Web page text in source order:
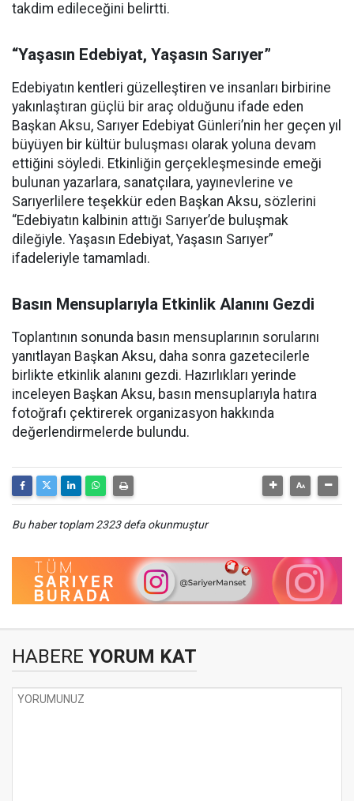
takdim edileceğini belirtti.
“Yaşasın Edebiyat, Yaşasın Sarıyer”
Edebiyatın kentleri güzelleştiren ve insanları birbirine
yakınlaştıran güçlü bir araç olduğunu ifade eden
Başkan Aksu, Sarıyer Edebiyat Günleri’nin her geçen yıl
büyüyen bir kültür buluşması olarak yoluna devam
ettiğini söyledi. Etkinliğin gerçekleşmesinde emeği
bulunan yazarlara, sanatçılara, yayınevlerine ve
Sarıyerlilere teşekkür eden Başkan Aksu, sözlerini
“Edebiyatın kalbinin attığı Sarıyer’de buluşmak
dileğiyle. Yaşasın Edebiyat, Yaşasın Sarıyer”
ifadeleriyle tamamladı.
Basın Mensuplarıyla Etkinlik Alanını Gezdi
Toplantının sonunda basın mensuplarının sorularını
yanıtlayan Başkan Aksu, daha sonra gazetecilerle
birlikte etkinlik alanını gezdi. Hazırlıkları yerinde
inceleyen Başkan Aksu, basın mensuplarıyla hatıra
fotoğrafı çektirerek organizasyon hakkında
değerlendirmelerde bulundu.
Bu haber toplam 2323 defa okunmuştur
HABERE YORUM KAT